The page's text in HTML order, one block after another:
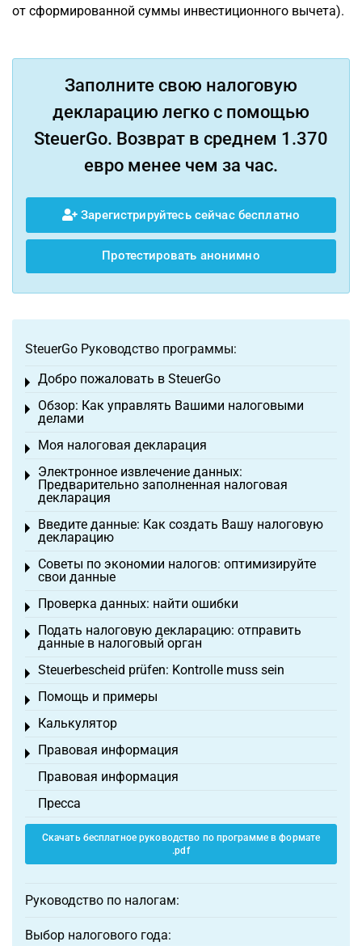
от сформированной суммы инвестиционного вычета).
Заполните свою налоговую
декларацию легко с помощью
SteuerGo. Возврат в среднем 1.370
евро менее чем за час.
Зарегистрируйтесь сейчас бесплатно
Протестировать анонимно
SteuerGo Руководство программы:
Добро пожаловать в SteuerGo
Toggle menu
Обзор: Как управлять Вашими налоговыми
делами
Toggle menu
Моя налоговая декларация
Toggle menu
Электронное извлечение данных:
Предварительно заполненная налоговая
декларация
Toggle menu
Введите данные: Как создать Вашу налоговую
декларацию
Toggle menu
Советы по экономии налогов: оптимизируйте
свои данные
Toggle menu
Проверка данных: найти ошибки
Toggle menu
Подать налоговую декларацию: отправить
данные в налоговый орган
Toggle menu
Steuerbescheid prüfen: Kontrolle muss sein
Toggle menu
Помощь и примеры
Toggle menu
Калькулятор
Toggle menu
Правовая информация
Toggle menu
Правовая информация
Пресса
Скачать бесплатное руководство по программе в формате
.pdf
Руководство по налогам:
Выбор налогового года: